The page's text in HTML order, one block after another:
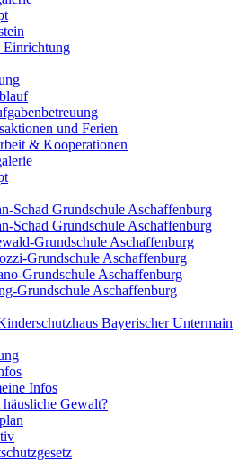
Einrichtung
und Ferien
& Kooperationen
Schad Grundschule Aschaffenburg
Schad Grundschule Aschaffenburg
Grundschule Aschaffenburg
Grundschule Aschaffenburg
Grundschule Aschaffenburg
Grundschule Aschaffenburg
Bayerischer Untermain
Infos
häusliche Gewalt?